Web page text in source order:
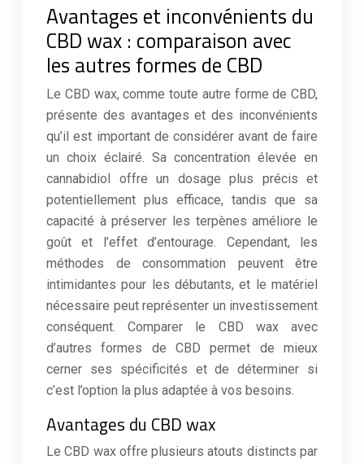
Avantages et inconvénients du
CBD wax : comparaison avec
les autres formes de CBD
Le CBD wax, comme toute autre forme de CBD,
présente des avantages et des inconvénients
qu’il est important de considérer avant de faire
un choix éclairé. Sa concentration élevée en
cannabidiol offre un dosage plus précis et
potentiellement plus efficace, tandis que sa
capacité à préserver les terpènes améliore le
goût et l’effet d’entourage. Cependant, les
méthodes de consommation peuvent être
intimidantes pour les débutants, et le matériel
nécessaire peut représenter un investissement
conséquent. Comparer le CBD wax avec
d’autres formes de CBD permet de mieux
cerner ses spécificités et de déterminer si
c’est l’option la plus adaptée à vos besoins.
Avantages du CBD wax
Le CBD wax offre plusieurs atouts distincts par